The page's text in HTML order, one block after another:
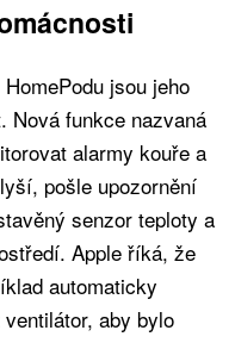
jsou jeho
Nová funkce nazvaná
alarmy kouře a
pošle upozornění
senzor teploty a
Apple říká, že
automaticky
aby bylo